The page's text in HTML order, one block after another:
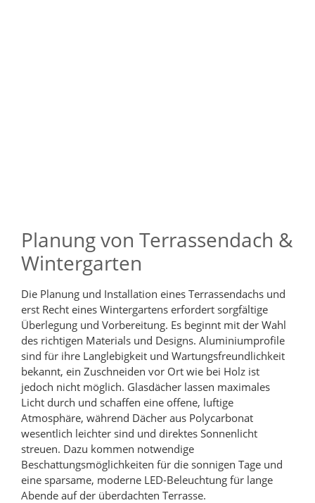
Planung von Terrassendach &
Wintergarten
Die Planung und Installation eines Terrassendachs und
erst Recht eines Wintergartens erfordert sorgfältige
Überlegung und Vorbereitung. Es beginnt mit der Wahl
des richtigen Materials und Designs. Aluminiumprofile
sind für ihre Langlebigkeit und Wartungsfreundlichkeit
bekannt, ein Zuschneiden vor Ort wie bei Holz ist
jedoch nicht möglich. Glasdächer lassen maximales
Licht durch und schaffen eine offene, luftige
Atmosphäre, während Dächer aus Polycarbonat
wesentlich leichter sind und direktes Sonnenlicht
streuen. Dazu kommen notwendige
Beschattungsmöglichkeiten für die sonnigen Tage und
eine sparsame, moderne LED-Beleuchtung für lange
Abende auf der überdachten Terrasse.